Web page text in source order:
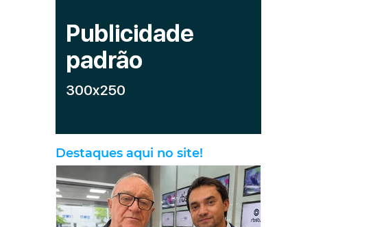
Destaques aqui no site!